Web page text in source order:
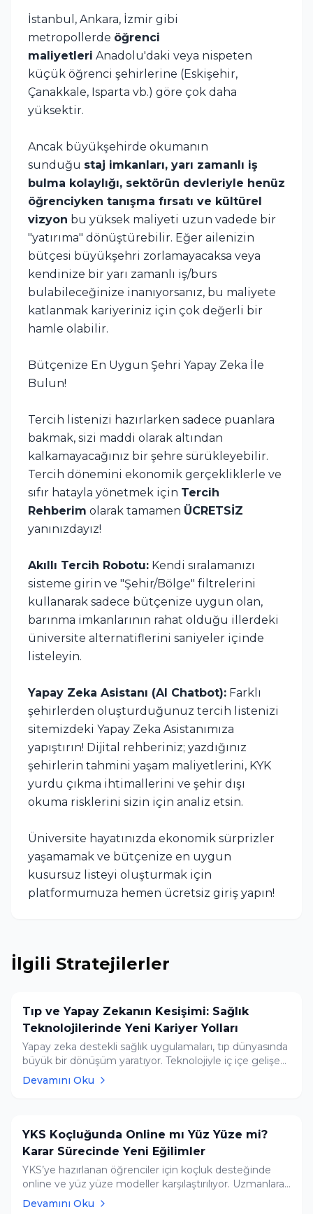
İstanbul, Ankara, İzmir gibi
metropollerde öğrenci
maliyetleri Anadolu'daki veya nispeten
küçük öğrenci şehirlerine (Eskişehir,
Çanakkale, Isparta vb.) göre çok daha
yüksektir.
Ancak büyükşehirde okumanın
sunduğu staj imkanları, yarı zamanlı iş
bulma kolaylığı, sektörün devleriyle henüz
öğrenciyken tanışma fırsatı ve kültürel
vizyon bu yüksek maliyeti uzun vadede bir
"yatırıma" dönüştürebilir. Eğer ailenizin
bütçesi büyükşehri zorlamayacaksa veya
kendinize bir yarı zamanlı iş/burs
bulabileceğinize inanıyorsanız, bu maliyete
katlanmak kariyeriniz için çok değerli bir
hamle olabilir.
Bütçenize En Uygun Şehri Yapay Zeka İle
Bulun!
Tercih listenizi hazırlarken sadece puanlara
bakmak, sizi maddi olarak altından
kalkamayacağınız bir şehre sürükleyebilir.
Tercih dönemini ekonomik gerçekliklerle ve
sıfır hatayla yönetmek için Tercih
Rehberim olarak tamamen ÜCRETSİZ
yanınızdayız!
Akıllı Tercih Robotu: Kendi sıralamanızı
sisteme girin ve "Şehir/Bölge" filtrelerini
kullanarak sadece bütçenize uygun olan,
barınma imkanlarının rahat olduğu illerdeki
üniversite alternatiflerini saniyeler içinde
listeleyin.
Yapay Zeka Asistanı (AI Chatbot): Farklı
şehirlerden oluşturduğunuz tercih listenizi
sitemizdeki Yapay Zeka Asistanımıza
yapıştırın! Dijital rehberiniz; yazdığınız
şehirlerin tahmini yaşam maliyetlerini, KYK
yurdu çıkma ihtimallerini ve şehir dışı
okuma risklerini sizin için analiz etsin.
Üniversite hayatınızda ekonomik sürprizler
yaşamamak ve bütçenize en uygun
kusursuz listeyi oluşturmak için
platformumuza hemen ücretsiz giriş yapın!
İlgili Stratejilerler
Tıp ve Yapay Zekanın Kesişimi: Sağlık
Teknolojilerinde Yeni Kariyer Yolları
Yapay zeka destekli sağlık uygulamaları, tıp dünyasında
büyük bir dönüşüm yaratıyor. Teknolojiyle iç içe gelişen
sağlık sektörü, artık sadece doktorlara değil, yapay zekâ
Devamını Oku
YKS Koçluğunda Online mı Yüz Yüze mi?
Karar Sürecinde Yeni Eğilimler
YKS’ye hazırlanan öğrenciler için koçluk desteğinde
online ve yüz yüze modeller karşılaştırılıyor. Uzmanlara
göre seçim, öğrencinin ihtiyaçlarına göre yapılmalı
Devamını Oku